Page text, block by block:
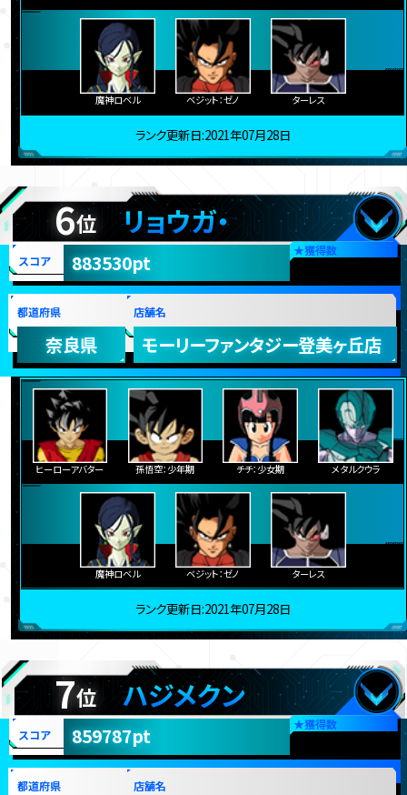
魔神ロベル ベジット：ゼノ ターレス
ランク更新日:2021年07月28日
6位 リョウガ・
★獲得数
スコア 883530pt
都道府県
奈良県
店舗名
モーリーファンタジー登美ヶ丘店
ヒーローアバター 孫悟空：少年期 チチ：少女期 メタルクウラ
魔神ロベル ベジット：ゼノ ターレス
ランク更新日:2021年07月28日
7位 ハジメクン
★獲得数
スコア 859787pt
都道府県 店舗名